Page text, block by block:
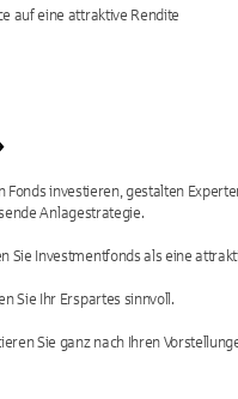
auf eine attraktive Rendite
Fonds investieren, gestalten
Anlagestrategie.
Sie Investmentfonds als eine
Sie Ihr Erspartes sinnvoll.
Sie ganz nach Ihren